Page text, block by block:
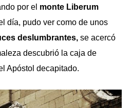
por el monte Liberum
día, pudo ver como de unos
deslumbrantes, se acercó
descubrió la caja de
Apóstol decapitado.